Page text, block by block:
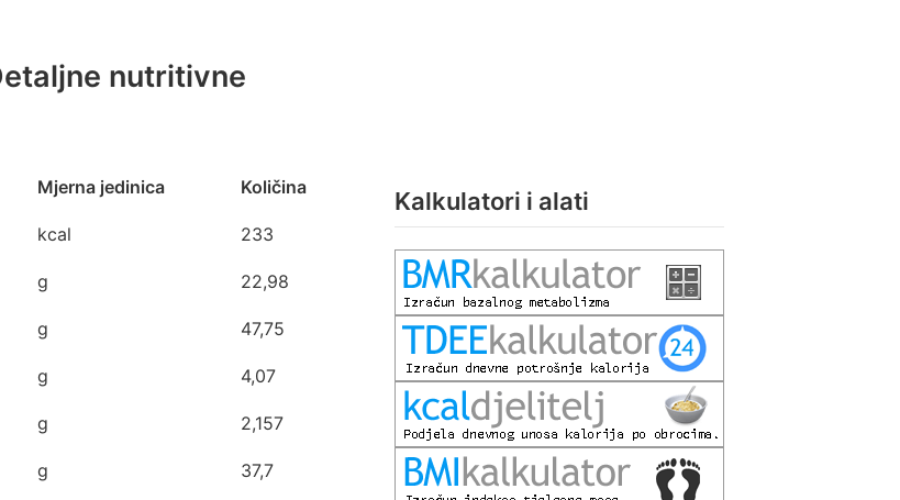
nutritivne
Mjerna jedinica Količina
kcal 233
g 22,98
g 47,75
g 4,07
g 2,157
g 37,7
Kalkulatori i alati